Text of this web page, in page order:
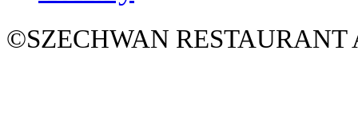
©SZECHWAN RESTAURANT